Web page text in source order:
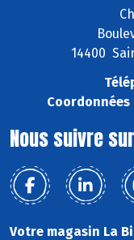
14400
Coordonnées
Nous suivre sur
Votre magasin La